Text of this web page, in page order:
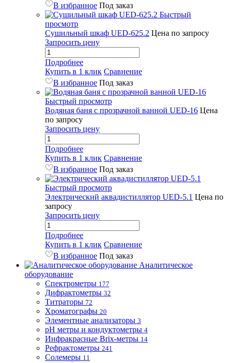
В избранное Под заказ
Быстрый
просмотр
Сушильный шкаф UED-625.2 Цена по запросу
Запросить цену
Подробнее
Купить в 1 клик Сравнение
В избранное Под заказ
Быстрый просмотр
Водяная баня с прозрачной ванной UED-16 Цена
по запросу
Запросить цену
Подробнее
Купить в 1 клик Сравнение
В избранное Под заказ
Быстрый просмотр
Электрический аквадистиллятор UED-5.1 Цена по
запросу
Запросить цену
Подробнее
Купить в 1 клик Сравнение
В избранное Под заказ
Аналитическое
оборудование
Спектрометры 177
Дифрактометры 32
Титраторы 72
Хроматографы 20
Элементные анализаторы 3
pH метры и кондуктометры 4
Инфракрасные Brix-метры 14
Рефрактометры 241
Солемеры 11